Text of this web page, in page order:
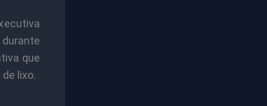
durante
que
lixo.